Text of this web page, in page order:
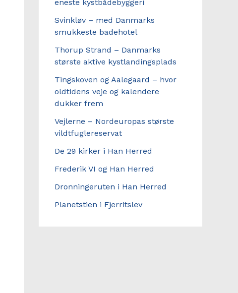
eneste kystbådebyggeri
Svinkløv – med Danmarks
smukkeste badehotel
Thorup Strand – Danmarks
største aktive kystlandingsplads
Tingskoven og Aalegaard – hvor
oldtidens veje og kalendere
dukker frem
Vejlerne – Nordeuropas største
vildtfuglereservat
De 29 kirker i Han Herred
Frederik VI og Han Herred
Dronningeruten i Han Herred
Planetstien i Fjerritslev